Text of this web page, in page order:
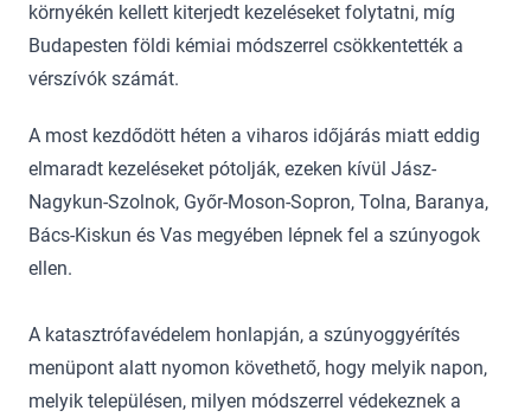
környékén kellett kiterjedt kezeléseket folytatni, míg
Budapesten földi kémiai módszerrel csökkentették a
vérszívók számát.
A most kezdődött héten a viharos időjárás miatt eddig
elmaradt kezeléseket pótolják, ezeken kívül Jász-
Nagykun-Szolnok, Győr-Moson-Sopron, Tolna, Baranya,
Bács-Kiskun és Vas megyében lépnek fel a szúnyogok
ellen.
A katasztrófavédelem honlapján, a szúnyoggyérítés
menüpont alatt nyomon követhető, hogy melyik napon,
melyik településen, milyen módszerrel védekeznek a